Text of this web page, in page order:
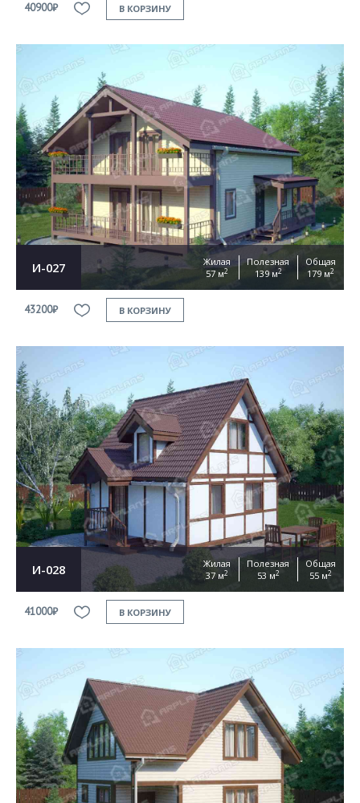
40900₽ В КОРЗИНУ
И-027
Жилая
57 м2
Полезная
139 м2
Общая
179 м2
43200₽ В КОРЗИНУ
И-028
Жилая
37 м2
Полезная
53 м2
Общая
55 м2
41000₽ В КОРЗИНУ